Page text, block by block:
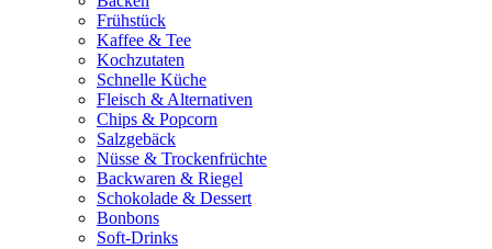
Frühstück
Kaffee & Tee
Kochzutaten
Schnelle Küche
Fleisch & Alternativen
Chips & Popcorn
Salzgebäck
Nüsse & Trockenfrüchte
Backwaren & Riegel
Schokolade & Dessert
Bonbons
Soft-Drinks